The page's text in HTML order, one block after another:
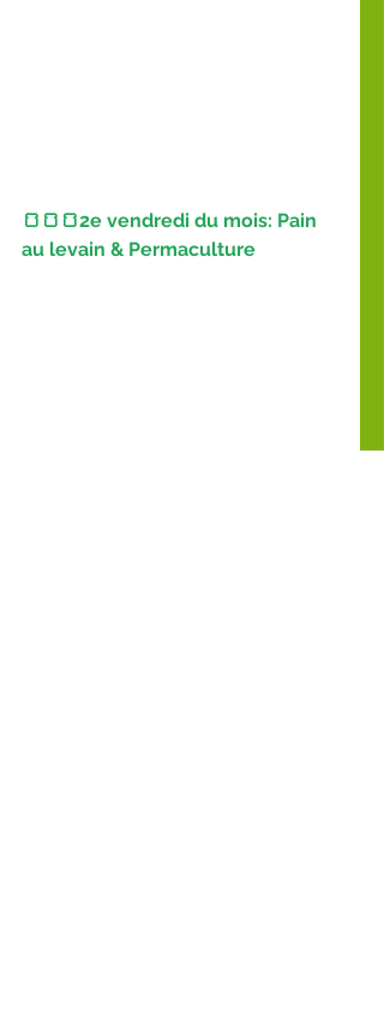
🍞🍞🍞2e vendredi du mois: Pain
au levain & Permaculture